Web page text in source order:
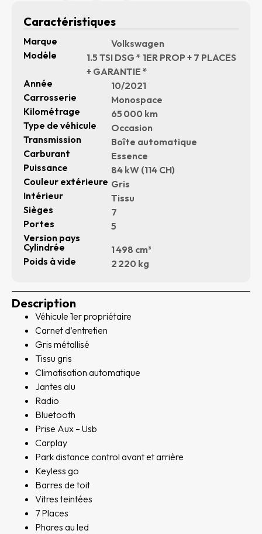
Caractéristiques
Marque
Volkswagen
Modèle
1.5 TSI DSG * 1ER PROP + 7 PLACES
+ GARANTIE *
Année
10/2021
Carrosserie
Monospace
Kilométrage
65 000 km
Type de véhicule
Occasion
Transmission
Boîte automatique
Carburant
Essence
Puissance
84 kW (114 CH)
Couleur extérieure Gris
Intérieur
Tissu
Sièges
7
Portes
5
Version pays
Cylindrée
1 498 cm³
Poids à vide
2 220 kg
Description
Véhicule 1er propriétaire
Carnet d’entretien
Gris métallisé
Tissu gris
Climatisation automatique
Jantes alu
Radio
Bluetooth
Prise Aux – Usb
Carplay
Park distance control avant et arrière
Keyless go
Barres de toit
Vitres teintées
7 Places
Phares au led